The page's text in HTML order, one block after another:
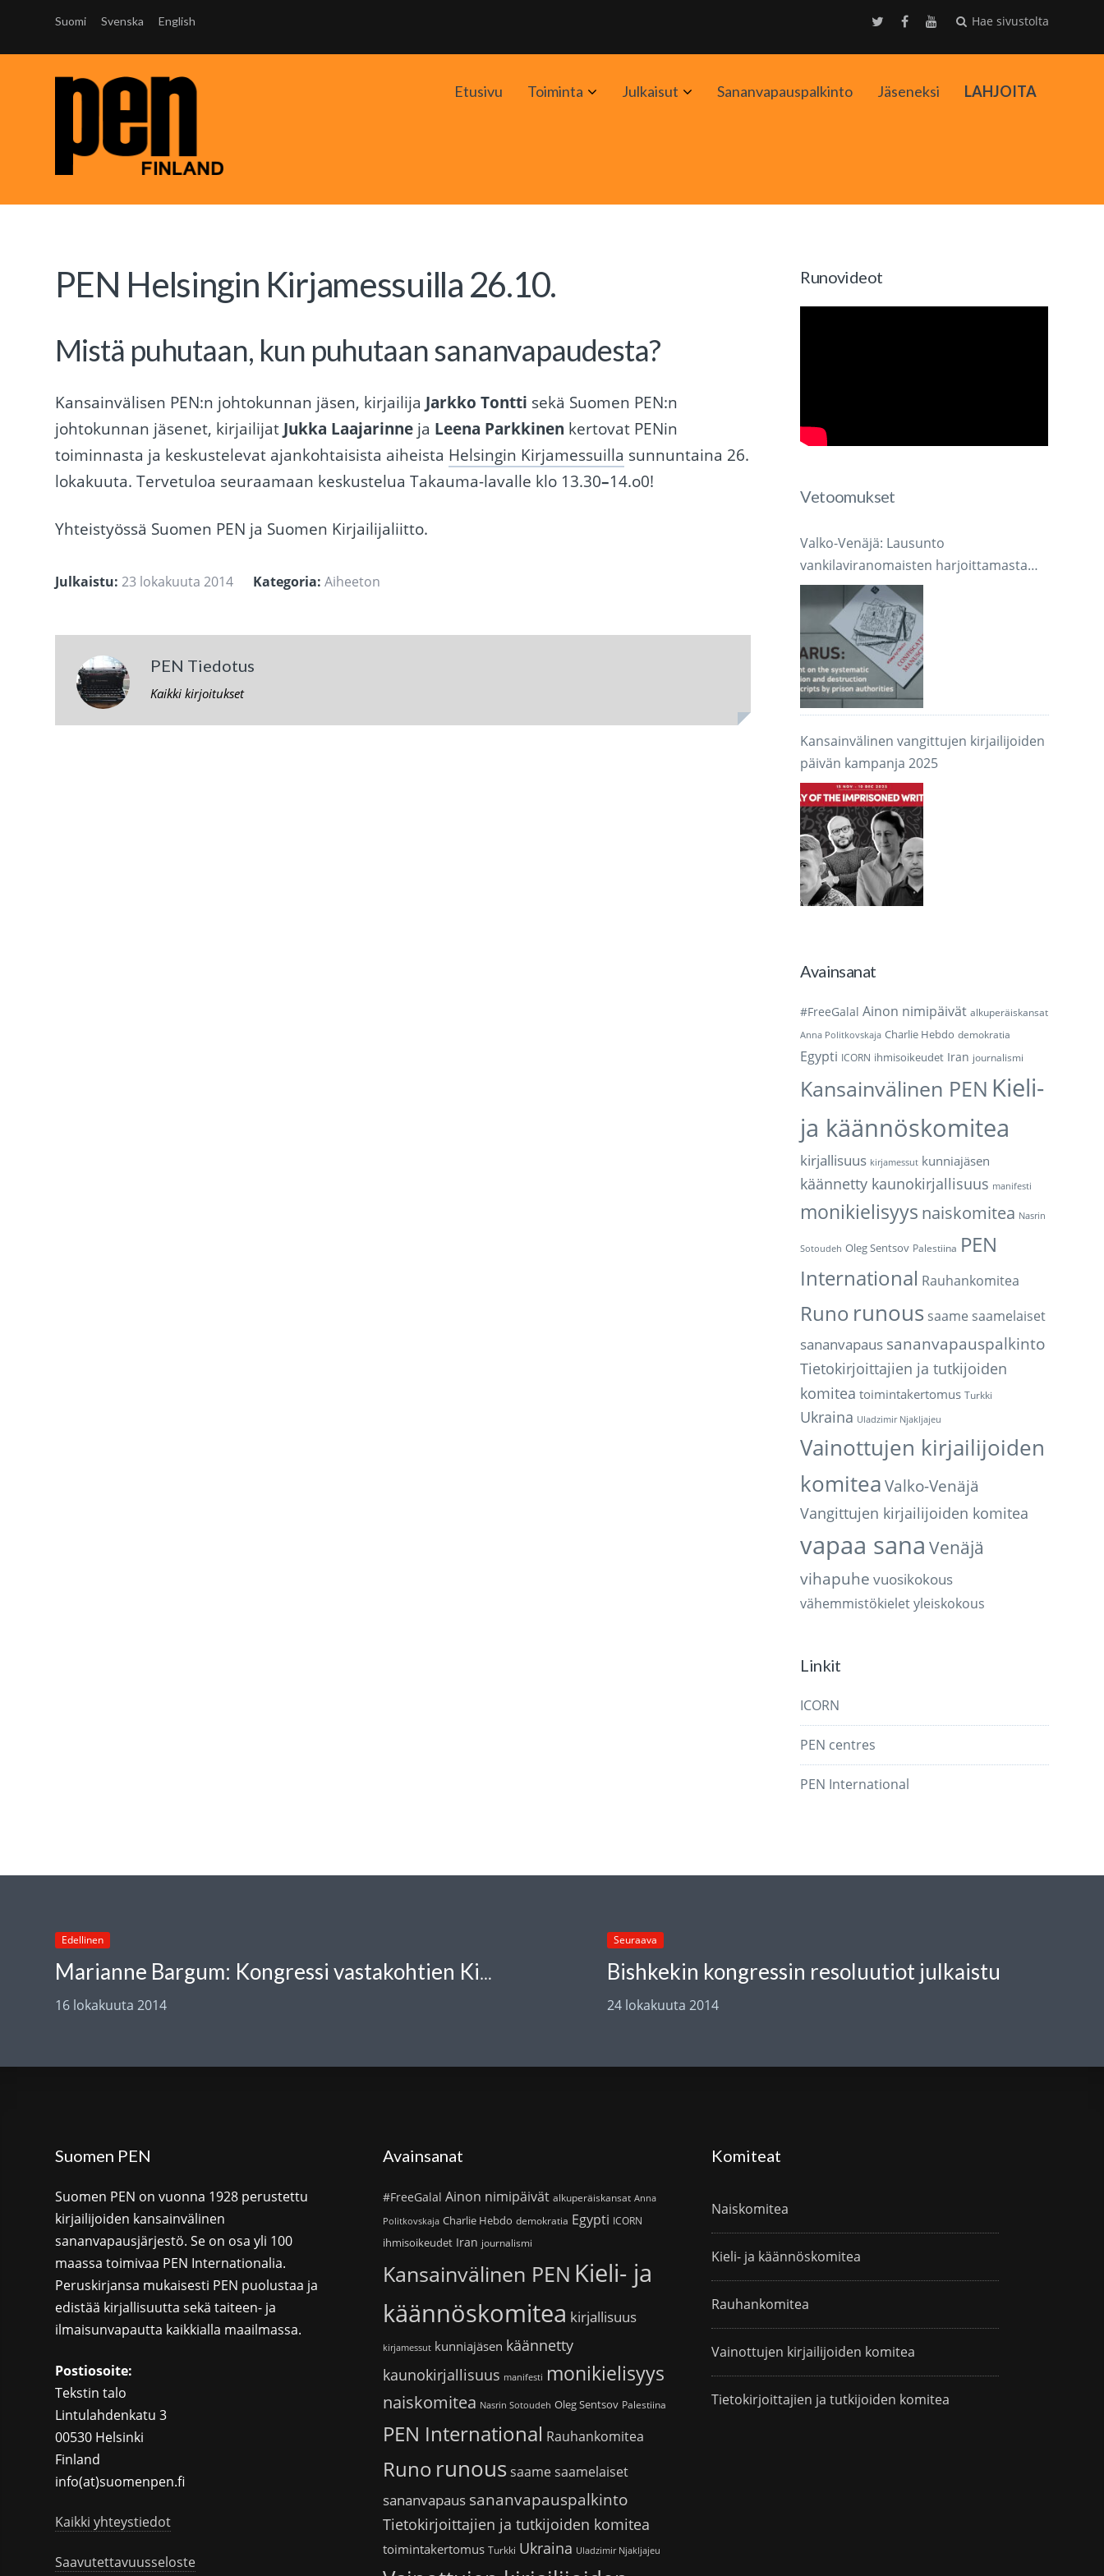
Suomi Svenska English Hae sivustolta
Etusivu Toiminta AvaaJulkaisut AvaaSananvapauspalkinto Jäseneksi LAHJOITA
PEN Helsingin Kirjamessuilla 26.10.
Mistä puhutaan, kun puhutaan sananvapaudesta?
Kansainvälisen PEN:n johtokunnan jäsen, kirjailija Jarkko Tontti sekä Suomen PEN:n
johtokunnan jäsenet, kirjailijat Jukka Laajarinne ja Leena Parkkinen kertovat PENin
toiminnasta ja keskustelevat ajankohtaisista aiheista Helsingin Kirjamessuilla sunnuntaina 26.
lokakuuta. Tervetuloa seuraamaan keskustelua Takauma-lavalle klo 13.30–14.o0!
Yhteistyössä Suomen PEN ja Suomen Kirjailijaliitto.
Julkaistu: 23 lokakuuta 2014 Kategoria: Aiheeton
PEN Tiedotus
Kaikki kirjoitukset
Runovideot
Vetoomukset
Valko-Venäjä: Lausunto
vankilaviranomaisten harjoittamasta
järjestelmällisestä käsikirjoitusten
takavarikoinnista ja tuhoamisesta
Kansainvälinen vangittujen kirjailijoiden
päivän kampanja 2025
Avainsanat
#FreeGalal Ainon nimipäivät alkuperäiskansat
Anna Politkovskaja Charlie Hebdo demokratia
Egypti ICORN ihmisoikeudet Iran journalismi
Kansainvälinen PEN Kieli-
ja käännöskomitea
kirjallisuus kirjamessut kunniajäsen
käännetty kaunokirjallisuus manifesti
monikielisyys naiskomitea Nasrin
Sotoudeh Oleg Sentsov Palestiina PEN
International Rauhankomitea
Runo runous saame saamelaiset
sananvapaus sananvapauspalkinto
Tietokirjoittajien ja tutkijoiden
komitea toimintakertomus Turkki
Ukraina Uladzimir Njakljajeu
Vainottujen kirjailijoiden
komitea Valko-Venäjä
Vangittujen kirjailijoiden komitea
vapaa sana Venäjä
vihapuhe vuosikokous
vähemmistökieletyleiskokous
Linkit
ICORN
PEN centres
PEN International
Edellinen
Marianne Bargum: Kongressi vastakohtien Kirgisiassa
16 lokakuuta 2014
Seuraava
Bishkekin kongressin resoluutiot julkaistu
24 lokakuuta 2014
Suomen PEN
Suomen PEN on vuonna 1928 perustettu
kirjailijoiden kansainvälinen
sananvapausjärjestö. Se on osa yli 100
maassa toimivaa PEN Internationalia.
Peruskirjansa mukaisesti PEN puolustaa ja
edistää kirjallisuutta sekä taiteen- ja
ilmaisunvapautta kaikkialla maailmassa.
Postiosoite:
Tekstin talo
Lintulahdenkatu 3
00530 Helsinki
Finland
info(at)suomenpen.fi
Kaikki yhteystiedot
Saavutettavuusseloste
Avainsanat
#FreeGalal Ainon nimipäivät alkuperäiskansat Anna
Politkovskaja Charlie Hebdo demokratia Egypti ICORN
ihmisoikeudet Iran journalismi
Kansainvälinen PEN Kieli- ja
käännöskomitea kirjallisuus
kirjamessut kunniajäsen käännetty
kaunokirjallisuus manifesti monikielisyys
naiskomitea Nasrin Sotoudeh Oleg Sentsov Palestiina
PEN International Rauhankomitea
Runo runoussaamesaamelaiset
sananvapaus sananvapauspalkinto
Tietokirjoittajien ja tutkijoiden komitea
toimintakertomus Turkki Ukraina Uladzimir Njakljajeu
Komiteat
Naiskomitea
Kieli- ja käännöskomitea
Rauhankomitea
Vainottujen kirjailijoiden komitea
Tietokirjoittajien ja tutkijoiden komitea